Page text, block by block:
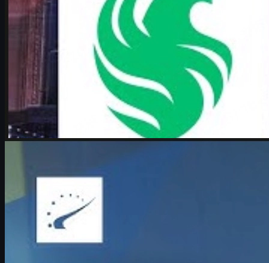
제작:
Johnson
카운터 스트라이크 26월 17, 2026
Boombl4 인터뷰: 메이저 기적 run과 CS2에서의 두
IEM 쾰른 메이저 2026에서 기적의 플레이오프를 이끈 Boombl4
의 복귀 스토리, 젊은 팀과의 도전, 그리고 CS2 커리어와 스킨 문